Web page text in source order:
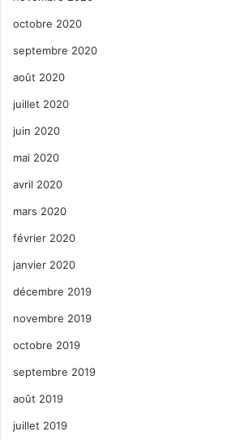
octobre 2020
septembre 2020
août 2020
juillet 2020
juin 2020
mai 2020
avril 2020
mars 2020
février 2020
janvier 2020
décembre 2019
novembre 2019
octobre 2019
septembre 2019
août 2019
juillet 2019